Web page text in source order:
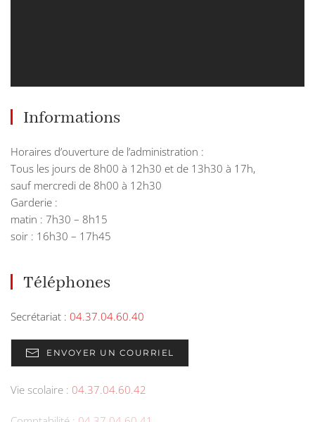
Informations
Horaires d’ouverture de l’administration :
Tous les jours de 8h00 à 12h30 et de 13h30 à 17h,
sauf mercredi de 8h00 à 12h30
Garderie :
matin : 7h30 – 8h15
soir : 16h30 – 17h45
Téléphones
Secrétariat : 04.37.04.60.40
ENVOYER UN COURRIEL
Vie scolaire : 04.37.04.60.42